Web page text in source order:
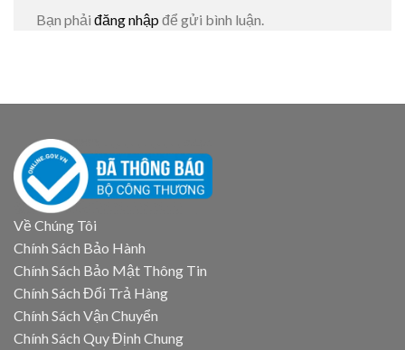
Bạn phải đăng nhập để gửi bình luận.
Về Chúng Tôi
Chính Sách Bảo Hành
Chính Sách Bảo Mật Thông Tin
Chính Sách Đổi Trả Hàng
Chính Sách Vận Chuyển
Chính Sách Quy Định Chung